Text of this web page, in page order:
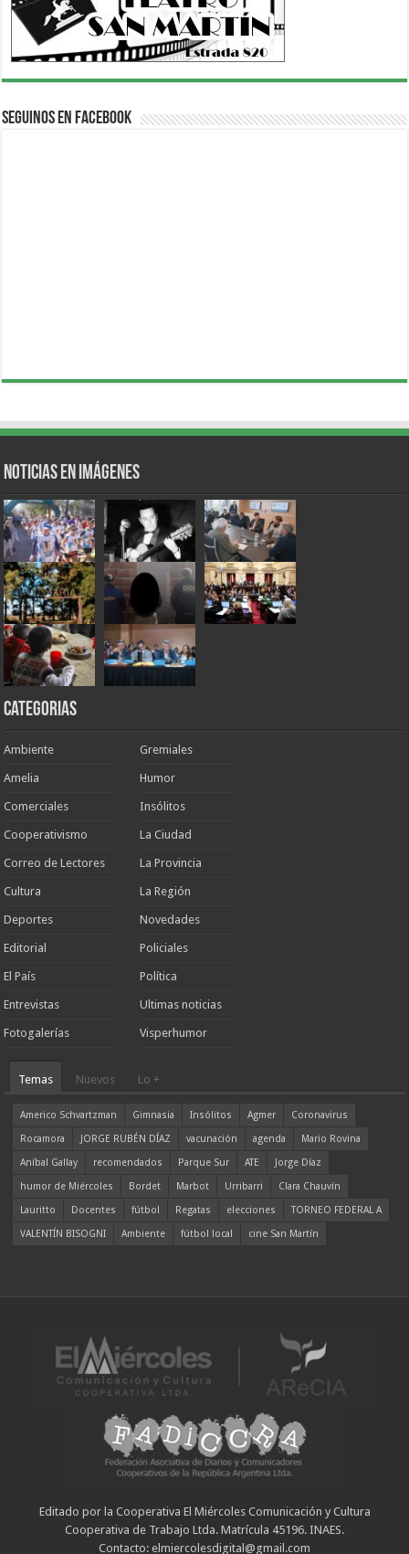
Seguinos en Facebook
Noticias en Imágenes
Categorias
Ambiente
Amelia
Comerciales
Cooperativismo
Correo de Lectores
Cultura
Deportes
Editorial
El País
Entrevistas
Fotogalerías
Gremiales
Humor
Insólitos
La Ciudad
La Provincia
La Región
Novedades
Policiales
Política
Ultimas noticias
Visperhumor
Temas Nuevos Lo +
Americo Schvartzman Gimnasia Insólitos Agmer
Coronavirus
Rocamora
JORGE RUBÉN DÍAZ vacunación agenda
Mario Rovina
Aníbal Gallay
recomendados Parque Sur ATE
Jorge Díaz
humor de Miércoles
Bordet Marbot Urribarri
Clara Chauvín
Lauritto
Docentes fútbol Regatas elecciones
TORNEO FEDERAL A
VALENTÍN BISOGNI
Ambiente fútbol local cine San Martín
Editado por la Cooperativa El Miércoles Comunicación y Cultura
Cooperativa de Trabajo Ltda. Matrícula 45196. INAES.
Contacto: elmiercolesdigital@gmail.com